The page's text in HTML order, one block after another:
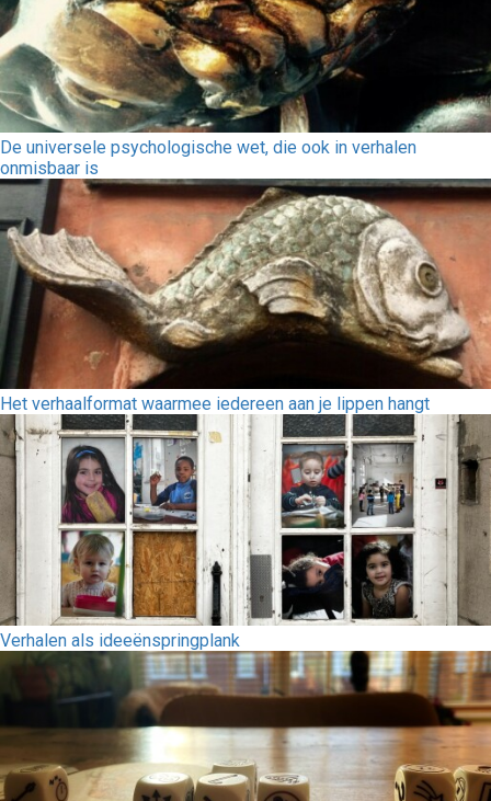
De universele psychologische wet, die ook in verhalen
onmisbaar is
Het verhaalformat waarmee iedereen aan je lippen hangt
Verhalen als ideeënspringplank